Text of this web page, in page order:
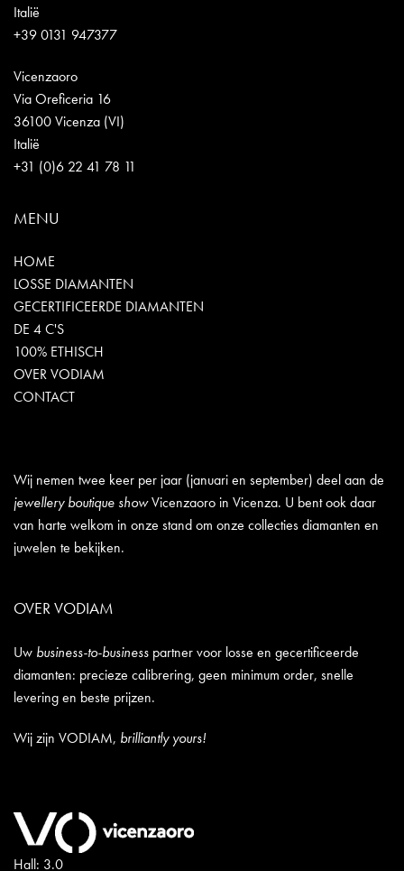
Italië
+39 0131 947377
Vicenzaoro
Via Oreficeria 16
36100 Vicenza (VI)
Italië
+31 (0)6 22 41 78 11
MENU
HOME
LOSSE DIAMANTEN
GECERTIFICEERDE DIAMANTEN
DE 4 C'S
100% ETHISCH
OVER VODIAM
CONTACT
Wij nemen twee keer per jaar (januari en september) deel aan de
jewellery boutique showVicenzaoro in Vicenza. U bent ook daar
van harte welkom in onze stand om onze collecties diamanten en
juwelen te bekijken.
OVER VODIAM
Uw business-to-business partner voor losse en gecertificeerde
diamanten: precieze calibrering, geen minimum order, snelle
levering en beste prijzen.
Wij zijn VODIAM, brilliantly yours!
Hall: 3.0